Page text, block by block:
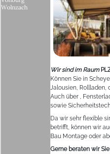
Wir sind im Raum
Können Sie in
Jalousien, Rollladen,
Auch über ,
sowie
Da wir sehr flexible
betrifft, können wir
Bau Montage oder
Gerne beraten wir
Wolnzach